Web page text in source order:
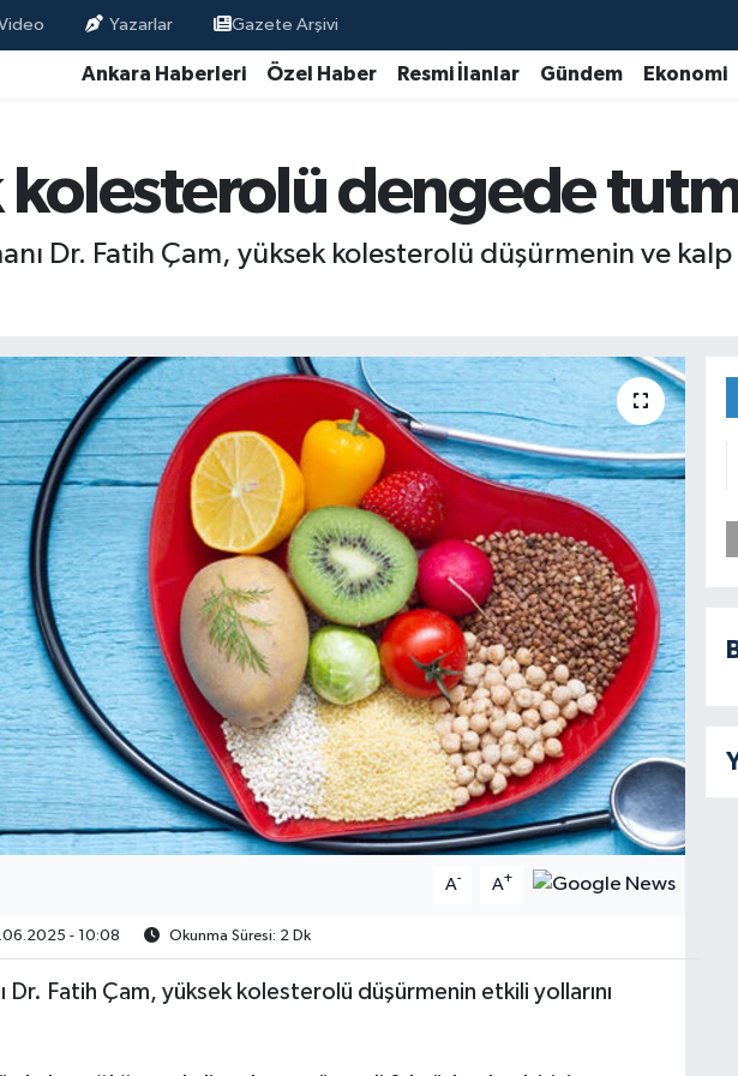
Yazarlar Gazete Arşivi
Ankara Haberleri Özel Haber Resmi İlanlar Gündem Ekonomi
kolesterolü dengede
Dr. Fatih Çam, yüksek kolesterolü düşürmenin ve kalp
A- A+
- 10:08 Okunma Süresi: 2 Dk
Dr. Fatih Çam, yüksek kolesterolü düşürmenin etkili yollarını